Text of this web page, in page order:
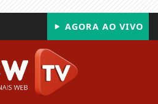
AGORA AO VIVO